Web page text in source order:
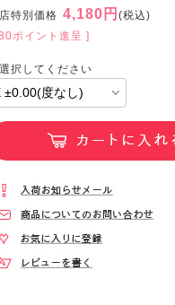
特別価格 4,180円 (税込)
ポイント進呈 ]